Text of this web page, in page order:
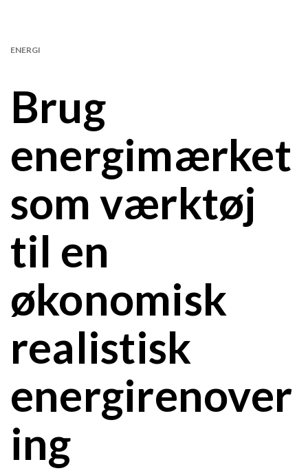
Brug
energimærket
som værktøj
til en
økonomisk
realistisk
energirenover
ing
ENERGI